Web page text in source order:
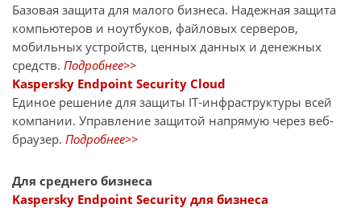
Базовая защита для малого бизнеса. Надежная защита
компьютеров и ноутбуков, файловых серверов,
мобильных устройств, ценных данных и денежных
средств. Подробнее>>
Kaspersky Endpoint Security Cloud
Единое решение для защиты IT-инфраструктуры всей
компании. Управление защитой напрямую через веб-
браузер. Подробнее>>
Для среднего бизнеса
Kaspersky Endpoint Security для бизнеса